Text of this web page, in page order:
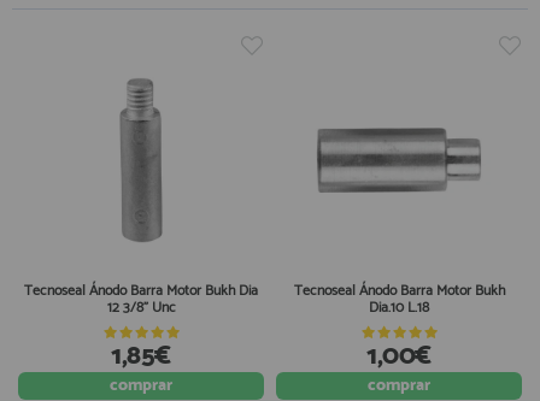
Tecnoseal Ánodo Barra Motor Bukh Dia
12 3/8" Unc
1,85€
comprar
Tecnoseal Ánodo Barra Motor Bukh
Dia.10 L.18
1,00€
comprar